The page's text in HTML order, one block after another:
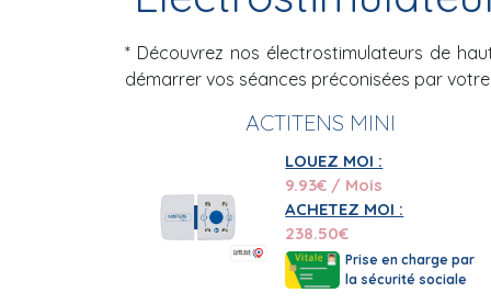
douleurs chroniques, courbatures,
Ainsi, avec TENS, optez pour une solution
appareil à réglage d'intensité et de
exemple) ou entièrement programmables
En convalescence, en période de
renier sur la qualité des soins, et ce, grâce
complémentaires santé.
* Découvrez nos électrostimulateurs de
démarrer vos séances préconisées par
ACTITENS MINI
LOUEZ MOI :
9.93€ / Mois
ACHETEZ MOI :
238.50€
Prise en charge par
la sécurité sociale